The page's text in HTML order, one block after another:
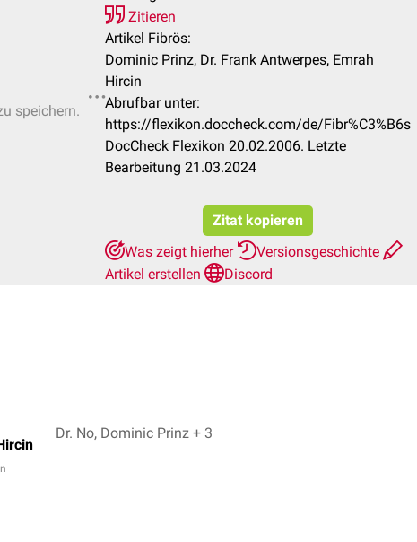
speichern.
Zitieren
Artikel Fibrös:
Dominic Prinz, Dr. Frank Antwerpes, Emrah
Hircin
Abrufbar unter:
https://flexikon.doccheck.com/de/Fibr%C3%B6s
DocCheck Flexikon 20.02.2006. Letzte
Bearbeitung 21.03.2024
Zitat kopieren
Was zeigt hierher
Versionsgeschichte
Artikel erstellen
Discord
Dr. No, Dominic Prinz + 3